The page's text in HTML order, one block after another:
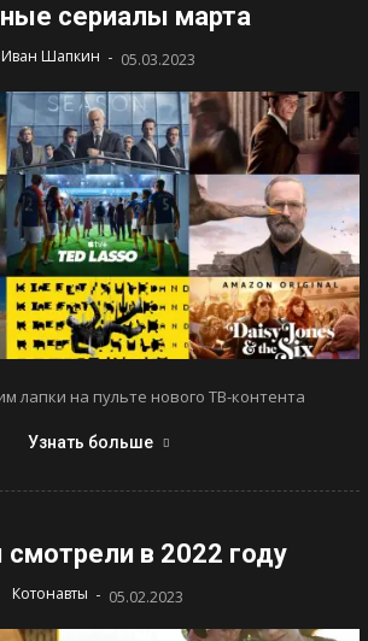
сериалы марта
Иван Шапкин - 05.03.2023
лапки на пульте нового ТВ-контента
Узнать больше
в 2022 году
Котонавты - 05.02.2023